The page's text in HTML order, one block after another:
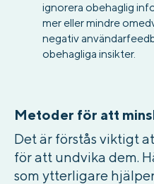
ignorera obehaglig
mer eller mindre
negativ
obehagliga insikter.
Metoder för att
Det är förstås viktigt
för att undvika dem.
som ytterligare